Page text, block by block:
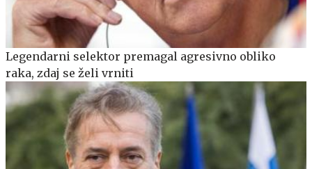
Legendarni selektor premagal agresivno obliko
raka, zdaj se želi vrniti